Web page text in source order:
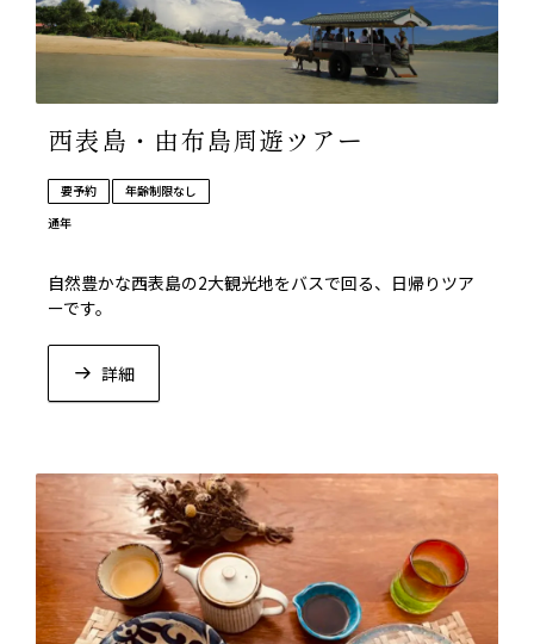
西表島・由布島周遊ツアー
要予約
年齢制限なし
通年
自然豊かな西表島の2大観光地をバスで回る、日帰りツア
ーです。
詳細